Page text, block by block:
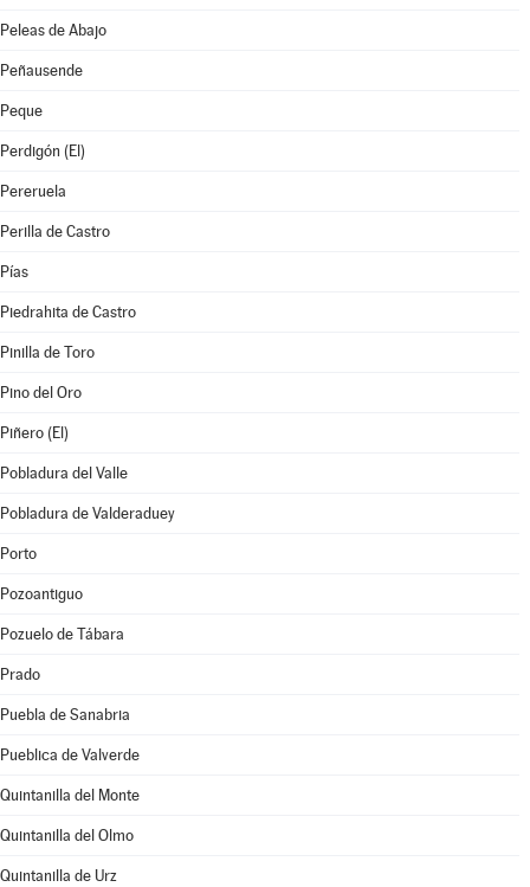
Peleas de Abajo
Peñausende
Peque
Perdigón (El)
Pereruela
Perilla de Castro
Pías
Piedrahita de Castro
Pinilla de Toro
Pino del Oro
Piñero (El)
Pobladura del Valle
Pobladura de Valderaduey
Porto
Pozoantiguo
Pozuelo de Tábara
Prado
Puebla de Sanabria
Pueblica de Valverde
Quintanilla del Monte
Quintanilla del Olmo
Quintanilla de Urz